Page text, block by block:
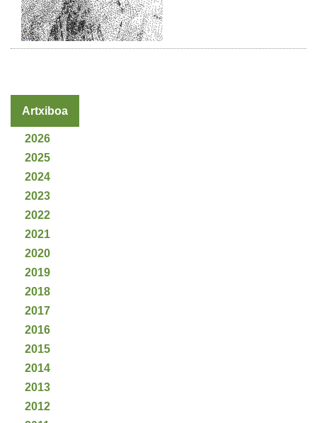
Artxiboa
2026
2025
2024
2023
2022
2021
2020
2019
2018
2017
2016
2015
2014
2013
2012